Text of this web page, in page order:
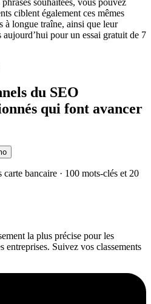
souhaitées, vous pouvez
ciblent également ces mêmes
à longue traîne, ainsi que leur
pour un essai gratuit de 7
du SEO
qui font avancer
bancaire · 100 mots-clés et 20
la plus précise pour les
entreprises. Suivez vos classements